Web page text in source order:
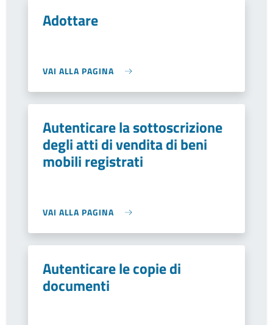
Adottare
VAI ALLA PAGINA
Autenticare la sottoscrizione
degli atti di vendita di beni
mobili registrati
VAI ALLA PAGINA
Autenticare le copie di
documenti